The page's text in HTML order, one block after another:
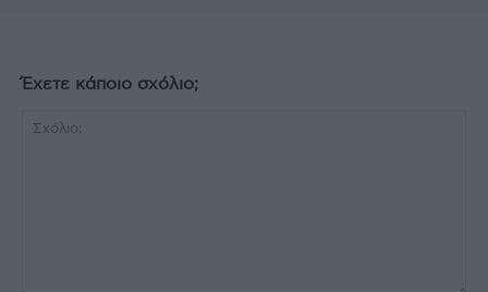
Έχετε κάποιο σχόλιο;